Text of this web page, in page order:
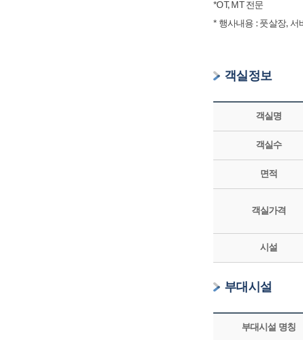
*OT, MT 전문
* 행사내용 : 풋살장, 서
객실정보
객실명
객실수
면적
객실가격
시설
부대시설
부대시설 명칭